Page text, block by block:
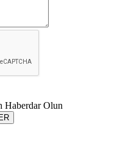
Haberdar Olun